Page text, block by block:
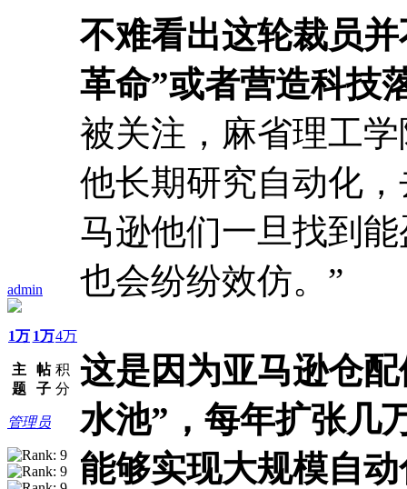
admin
1万
主
题
1万
帖
子
4万
积
分
管理员
不难看出这轮裁员
革命”或者营造科技
被关注，麻省理工
他长期研究自动化
马逊他们一旦找到
也会纷纷效仿。”
这是因为亚马逊仓
水池”，每年扩张几
能够实现大规模自